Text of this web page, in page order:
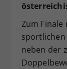
Zum
neben der